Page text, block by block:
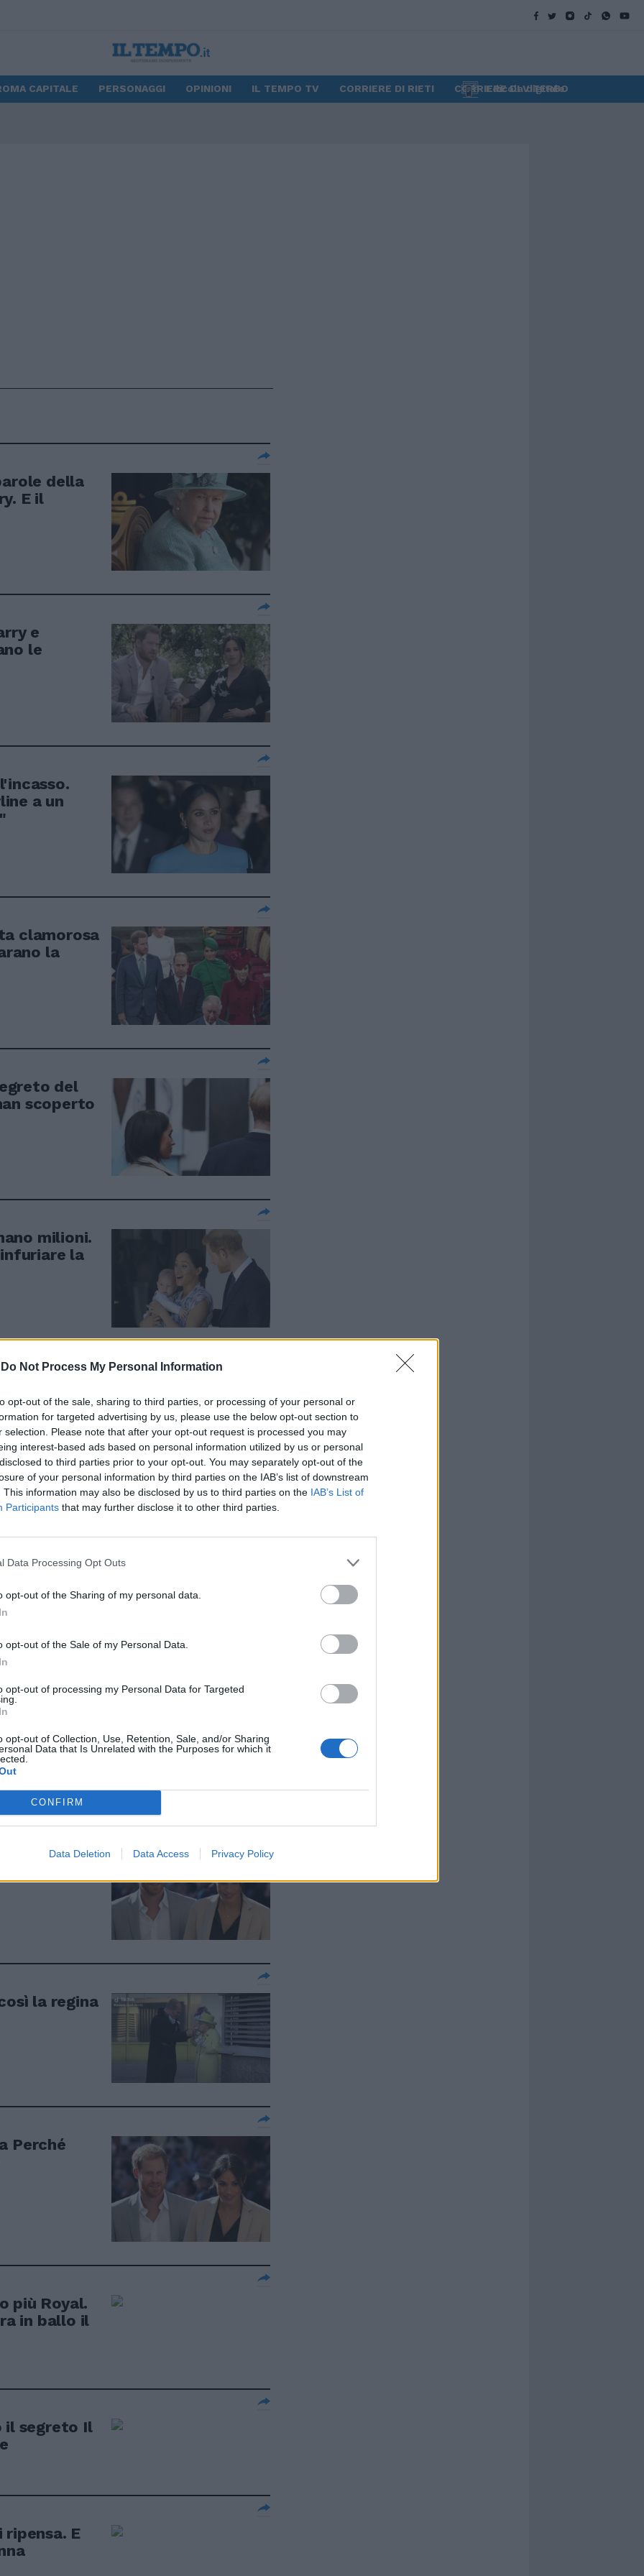
Do Not Process My Personal Information
opt-out of the sale, sharing to third parties, or processing of your personal or
for targeted advertising by us, please use the below opt-out section to
selection. Please note that after your opt-out request is processed you may
interest-based ads based on personal information utilized by us or personal
to third parties prior to your opt-out. You may separately opt-out of the
of your personal information by third parties on the IAB’s list of downstream
This information may also be disclosed by us to third parties on the IAB’s List of
Participants that may further disclose it to other third parties.
Data Processing Opt Outs
opt-out of the Sharing of my personal data.
opt-out of the Sale of my Personal Data.
opt-out of processing my Personal Data for Targeted
opt-out of Collection, Use, Retention, Sale, and/or Sharing
Data that Is Unrelated with the Purposes for which it
CONFIRM
Data Deletion Data Access Privacy Policy
CAPITALE PERSONAGGI OPINIONI IL TEMPO TV CORRIERE DI RIETI CORRIERE DI VITERBO
Edicola digitale
della
E il
e
le
a un
clamorosa
la
del
scoperto
milioni.
la
in
fa
Kate
foto col
e invita il
la
la regina
Perché
più Royal.
in ballo il
il segreto Il
E